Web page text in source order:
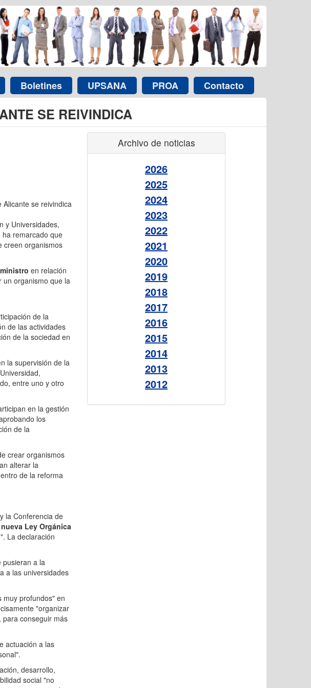
Boletines UPSANA PROA Contacto
SE REIVINDICA
y Universidades,
remarcado que
creen organismos
en relación
un organismo que la
de la
de las actividades
de la sociedad en
la supervisión de la
entre uno y otro
en la gestión
los
de la
crear organismos
alterar la
de la reforma
la Conferencia de
nueva Ley Orgánica
La declaración
pusieran a la
a las universidades
muy profundos" en
"organizar
para conseguir más
actuación a las
desarrollo,
social "no
Archivo de noticias
2026
2025
2024
2023
2022
2021
2020
2019
2018
2017
2016
2015
2014
2013
2012